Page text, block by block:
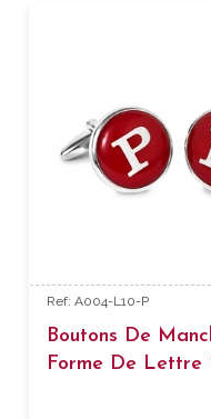
Ref: A004-L10-P
Boutons De
Forme De Lettre